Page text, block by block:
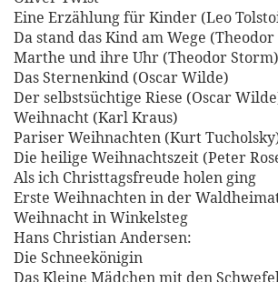
Eine Erzählung für Kinder (Leo
Da stand das Kind am Wege
Marthe und ihre Uhr (Theodor Storm)
Das Sternenkind (Oscar Wilde)
Der selbstsüchtige Riese (Oscar
Weihnacht (Karl Kraus)
Pariser Weihnachten (Kurt
Die heilige Weihnachtszeit (Peter
Als ich Christtagsfreude holen ging
Erste Weihnachten in der
Weihnacht in Winkelsteg
Hans Christian Andersen:
Die Schneekönigin
Das Kleine Mädchen mit den